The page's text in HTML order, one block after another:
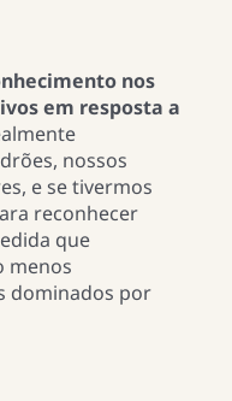
nos
em resposta a
nossos
e se tivermos
reconhecer
que
menos
dominados por